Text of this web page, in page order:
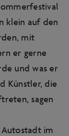
klein auf den
mit
er gerne
und was er
Künstler, die
sagen
im